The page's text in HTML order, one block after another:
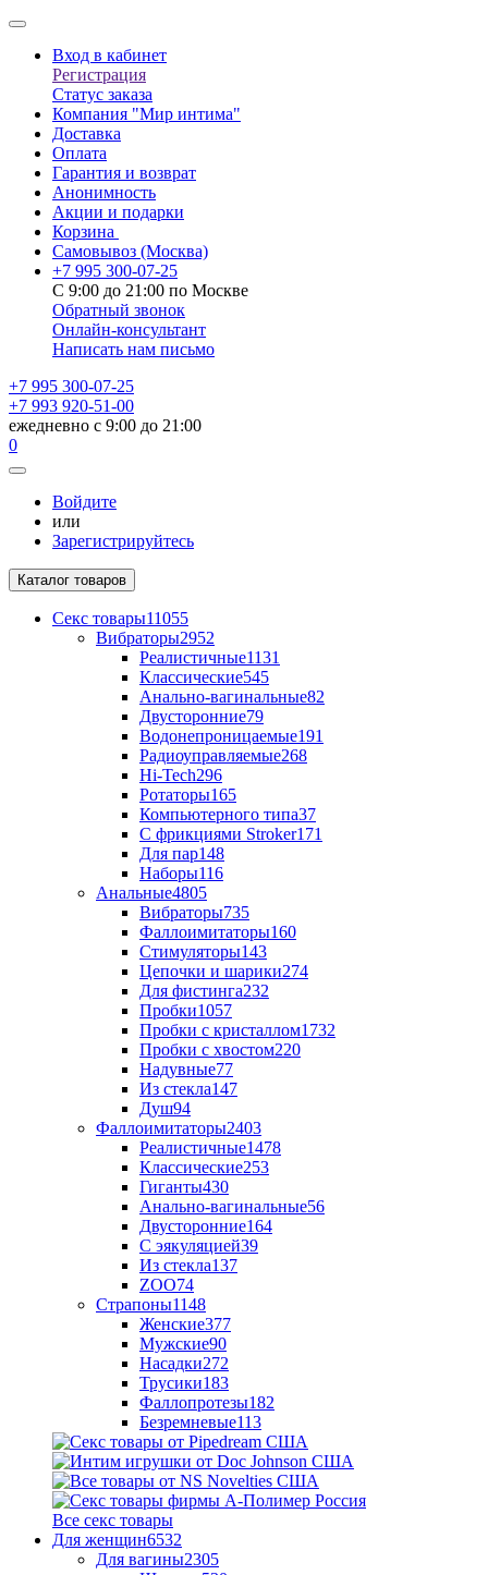
Вход в кабинет
Регистрация
Статус заказа
Компания "Мир интима"
Доставка
Оплата
Гарантия и возврат
Анонимность
Акции и подарки
Корзина
Самовывоз (Москва)
+7 995 300-07-25
С 9:00 до 21:00 по Москве
Обратный звонок
Онлайн-консультант
Написать нам письмо
+7 995 300-07-25
+7 993 920-51-00
ежедневно с 9:00 до 21:00
0
Войдите
или
Зарегистрируйтесь
Каталог товаров
Секс товары11055
Вибраторы2952
Реалистичные1131
Классические545
Анально-вагинальные82
Двусторонние79
Водонепроницаемые191
Радиоуправляемые268
Hi-Tech296
Ротаторы165
Компьютерного типа37
С фрикциями Stroker171
Для пар148
Наборы116
Анальные4805
Вибраторы735
Фаллоимитаторы160
Стимуляторы143
Цепочки и шарики274
Для фистинга232
Пробки1057
Пробки с кристаллом1732
Пробки с хвостом220
Надувные77
Из стекла147
Душ94
Фаллоимитаторы2403
Реалистичные1478
Классические253
Гиганты430
Анально-вагинальные56
Двусторонние164
С эякуляцией39
Из стекла137
ZOO74
Страпоны1148
Женские377
Мужские90
Насадки272
Трусики183
Фаллопротезы182
Безремневые113
Все секс товары
Для женщин6532
Для вагины2305